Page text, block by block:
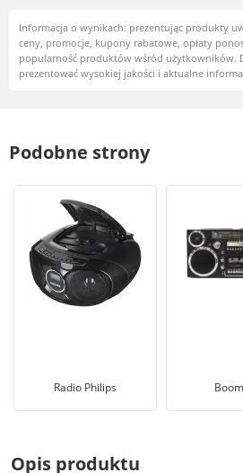
Informacja o wynikach: prezentując produkty
ceny, promocje, kupony rabatowe, opłaty
popularność produktów wśród użytkowników.
prezentować wysokiej jakości i aktualne
Podobne strony
Radio Philips
Opis produktu